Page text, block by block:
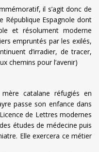
il s’agit donc de
République Espagnole dont
et résolument moderne
empruntés par les exilés,
d’irradier, de tracer,
chemins pour l’avenir)
catalane réfugiés en
passe son enfance dans
de Lettres modernes
études de médecine puis
Elle exercera ce métier